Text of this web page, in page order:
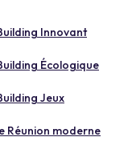
Innovant
Écologique
Jeux
Réunion moderne